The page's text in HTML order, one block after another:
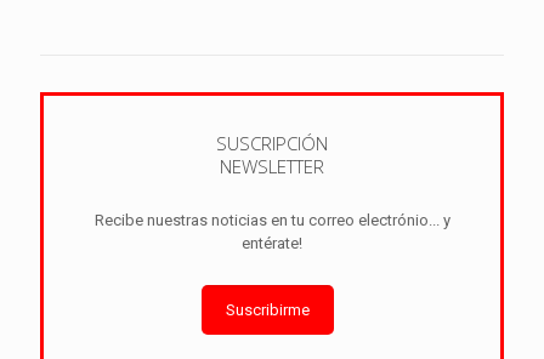
SUSCRIPCIÓN
NEWSLETTER
Recibe nuestras noticias en tu correo electrónio... y
entérate!
Suscribirme